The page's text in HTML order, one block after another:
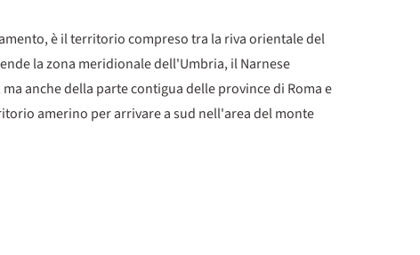
è il territorio compreso tra la riva orientale del
la zona meridionale dell'Umbria, il Narnese
anche della parte contigua delle province di Roma e
amerino per arrivare a sud nell'area del monte